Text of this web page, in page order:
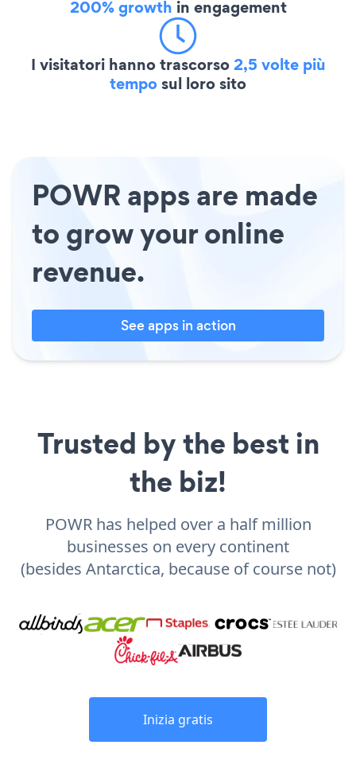
200% growth in engagement
I visitatori hanno trascorso2,5 volte più
temposul loro sito
POWR apps are made
to grow your online
revenue.
See apps in action
Trusted by the best in
the biz!
POWR has helped over a half million
businesses on every continent
(besides Antarctica, because of course not)
Inizia gratis